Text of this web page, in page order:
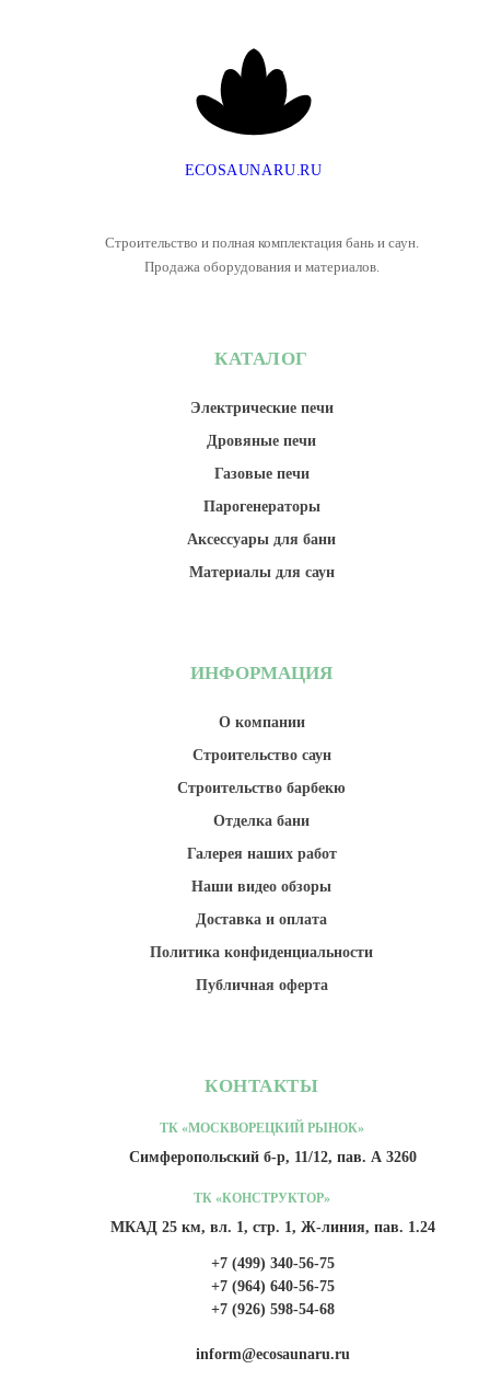
ECOSAUNARU.RU
Строительство и полная комплектация бань и саун.
Продажа оборудования и материалов.
КАТАЛОГ
Электрические печи
Дровяные печи
Газовые печи
Парогенераторы
Аксессуары для бани
Материалы для саун
ИНФОРМАЦИЯ
О компании
Строительство саун
Строительство барбекю
Отделка бани
Галерея наших работ
Наши видео обзоры
Доставка и оплата
Политика конфиденциальности
Публичная оферта
КОНТАКТЫ
ТК «МОСКВОРЕЦКИЙ РЫНОК»
Симферопольский б-р, 11/12, пав. А 3260
ТК «КОНСТРУКТОР»
МКАД 25 км, вл. 1, стр. 1, Ж-линия, пав. 1.24
+7 (499) 340-56-75
+7 (964) 640-56-75
+7 (926) 598-54-68
inform@ecosaunaru.ru